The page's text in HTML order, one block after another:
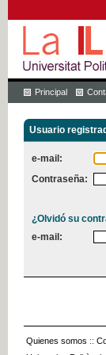
Principal
Usuario
e-mail:
Contraseña:
¿Olvidó su
e-mail:
Quienes somos ::